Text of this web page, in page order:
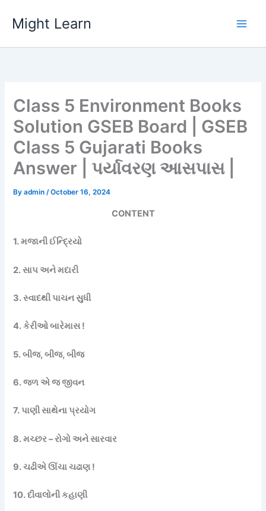
content
Might Learn
Class 5 Environment Books
Solution GSEB Board | GSEB
Class 5 Gujarati Books
Answer | પર્યાવરણ આસપાસ |
Byadmin/October 16, 2024
CONTENT
1. મજાની ઈન્દ્રિયો
2. સાપ અને મદારી
3. સ્વાદથી પાચન સુધી
4. કેરીઓ બારેમાસ !
5. બીજ, બીજ, બીજ
6. જળ એ જ જીવન
7. પાણી સાથેના પ્રયોગ
8. મચ્છર – રોગો અને સારવાર
9. ચઢીએ ઊંચા ચઢાણ !
10. દીવાલોની કહાણી